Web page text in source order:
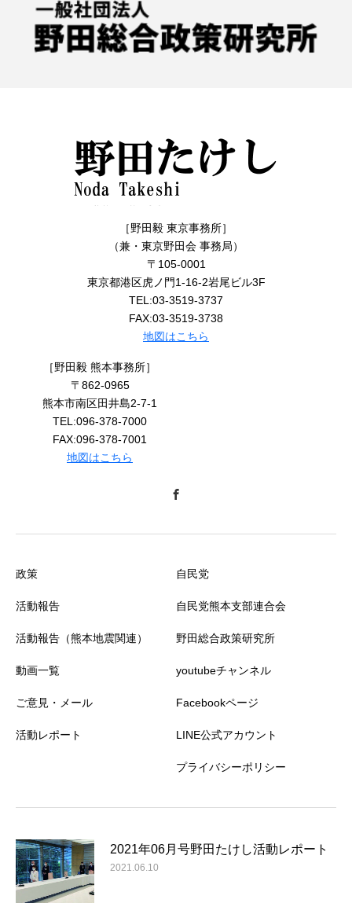
［野田毅 東京事務所］
（兼・東京野田会 事務局）
〒105-0001
東京都港区虎ノ門1-16-2岩尾ビル3F
TEL:03-3519-3737
FAX:03-3519-3738
地図はこちら
［野田毅 熊本事務所］
〒862-0965
熊本市南区田井島2-7-1
TEL:096-378-7000
FAX:096-378-7001
地図はこちら
政策
活動報告
活動報告（熊本地震関連）
動画一覧
ご意見・メール
活動レポート
自民党
自民党熊本支部連合会
野田総合政策研究所
youtubeチャンネル
Facebookページ
LINE公式アカウント
プライバシーポリシー
2021年06月号野田たけし活動レポート
2021.06.10